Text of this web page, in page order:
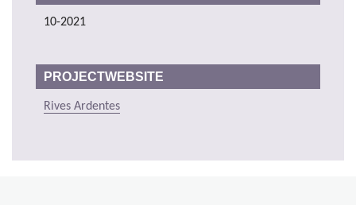
10-2021
PROJECTWEBSITE
Rives Ardentes